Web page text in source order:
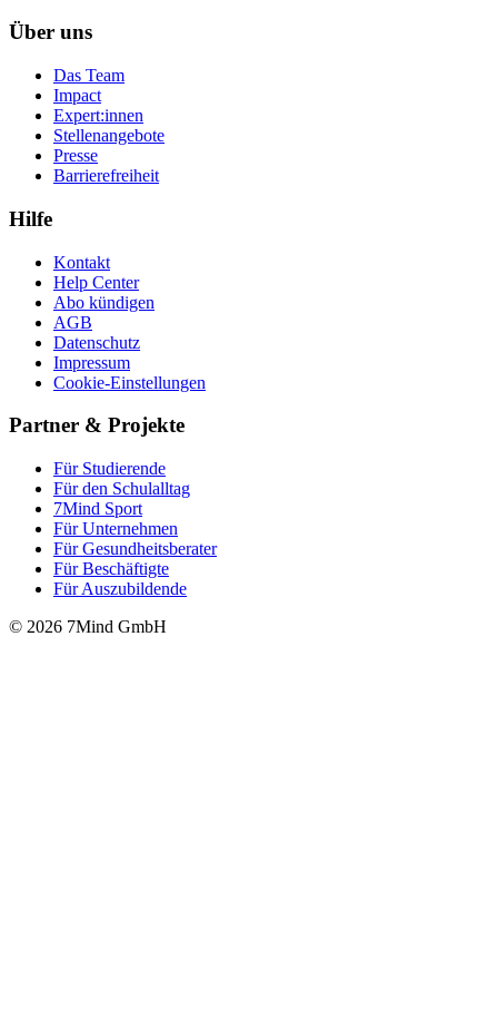
Über uns
Das Team
Impact
Expert:innen
Stellenangebote
Presse
Barrierefreiheit
Hilfe
Kontakt
Help Center
Abo kündigen
AGB
Datenschutz
Impressum
Cookie-Einstellungen
Partner & Projekte
Für Stu­die­rende
Für den Schulalltag
7Mind Sport
Für Unter­neh­men
Für Gesund­heits­be­ra­ter
Für Beschäftigte
Für Auszubildende
© 2026 7Mind GmbH